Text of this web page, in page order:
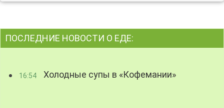
ПОСЛЕДНИЕ НОВОСТИ О ЕДЕ:
16:54 Холодные супы в «Кофемании»